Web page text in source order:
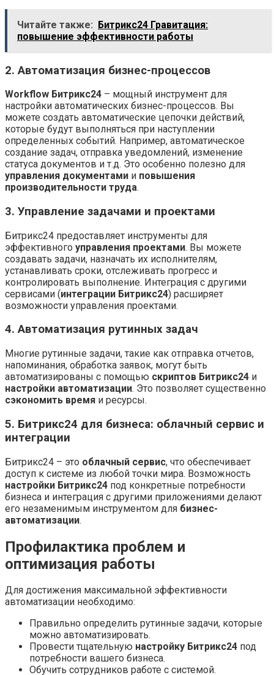
Читайте также: Битрикс24 Гравитация:
повышение эффективности работы
2. Автоматизация бизнес-процессов
Workflow Битрикс24 – мощный инструмент для
настройки автоматических бизнес-процессов. Вы
можете создать автоматические цепочки действий,
которые будут выполняться при наступлении
определенных событий. Например, автоматическое
создание задач, отправка уведомлений, изменение
статуса документов и т.д. Это особенно полезно для
управления документами и повышения
производительности труда.
3. Управление задачами и проектами
Битрикс24 предоставляет инструменты для
эффективного управления проектами. Вы можете
создавать задачи, назначать их исполнителям,
устанавливать сроки, отслеживать прогресс и
контролировать выполнение. Интеграция с другими
сервисами (интеграции Битрикс24) расширяет
возможности управления проектами.
4. Автоматизация рутинных задач
Многие рутинные задачи, такие как отправка отчетов,
напоминания, обработка заявок, могут быть
автоматизированы с помощью скриптов Битрикс24 и
настройки автоматизации. Это позволяет существенно
сэкономить время и ресурсы.
5. Битрикс24 для бизнеса: облачный сервис и
интеграции
Битрикс24 – это облачный сервис, что обеспечивает
доступ к системе из любой точки мира. Возможность
настройки Битрикс24 под конкретные потребности
бизнеса и интеграция с другими приложениями делают
его незаменимым инструментом для бизнес-
автоматизации.
Профилактика проблем и
оптимизация работы
Для достижения максимальной эффективности
автоматизации необходимо:
Правильно определить рутинные задачи, которые
можно автоматизировать.
Провести тщательную настройку Битрикс24 под
потребности вашего бизнеса.
Обучить сотрудников работе с системой.